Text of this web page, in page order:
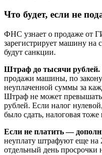
Что будет, если не
ФНС узнает о продаже от
зарегистрирует машину на
будут санкции.
Штраф до тысячи рублей.
продажи машины, по
неуплаченной суммы за
Штраф не может превышать
рублей. Если налог
было сдать, налоговая
Если не платить —
неуплату штрафуют еще
отдельный день просрочки